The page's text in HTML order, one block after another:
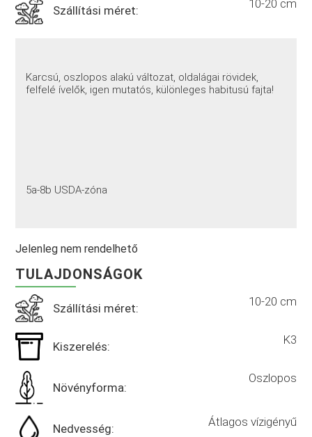
Szállítási méret: 10-20 cm
Karcsú, oszlopos alakú változat, oldalágai rövidek,
felfelé ívelők, igen mutatós, különleges habitusú fajta!
5a-8b USDA-zóna
Jelenleg nem rendelhető
TULAJDONSÁGOK
Szállítási méret: 10-20 cm
Kiszerelés: K3
Növényforma:
Oszlopos
Nedvesség: Átlagos vízigényű